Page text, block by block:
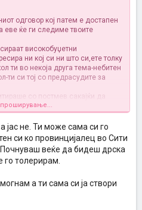
одговор кој патем е достапен
еве ќе ги следиме твоите
високобуџетни
ни кој си ни што си,ете толку
ти во некоја друга тема-небитен
ти си тој со предрасудите за
со постмев сакајќи да
дека сме тука да пишуваме и
многу интересно кога тебе те
јас не. Ти може сама си го
си ко провинцијалец во Сити
Почнуваш веќе да бидеш дрска
го толерирам.
а ти сама си ја створи